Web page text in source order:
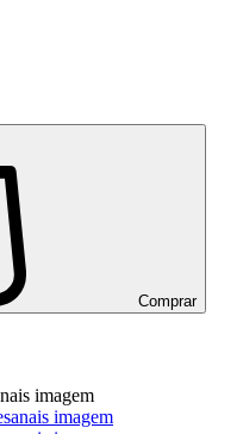
Comprar
imagem